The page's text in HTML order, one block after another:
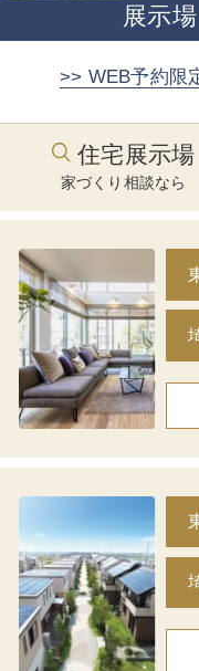
展示
>> WEB予約限
住宅展示場
家づくり相談なら